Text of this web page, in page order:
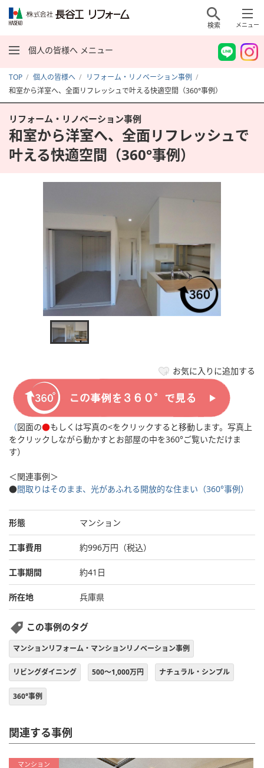
メニュー
検索
個人の皆様へ メニュー
TOP 個人の皆様へ
リフォーム・リノベーション事例
和室から洋室へ、全面リフレッシュで叶える快適空間（360°事例）
リフォーム・リノベーション事例
和室から洋室へ、全面リフレッシュで
叶える快適空間（360°事例）
お気に入りに追加する
（図面の●もしくは写真の<をクリックすると移動します。写真上
をクリックしながら動かすとお部屋の中を360°ご覧いただけま
す）
＜関連事例＞
●間取りはそのまま、光があふれる開放的な住まい（360°事例）
形態 マンション
工事費用 約996万円（税込）
工事期間 約41日
所在地 兵庫県
この事例のタグ
マンションリフォーム・マンションリノベーション事例
リビングダイニング 500～1,000万円 ナチュラル・シンプル
360°事例
関連する事例
マンション